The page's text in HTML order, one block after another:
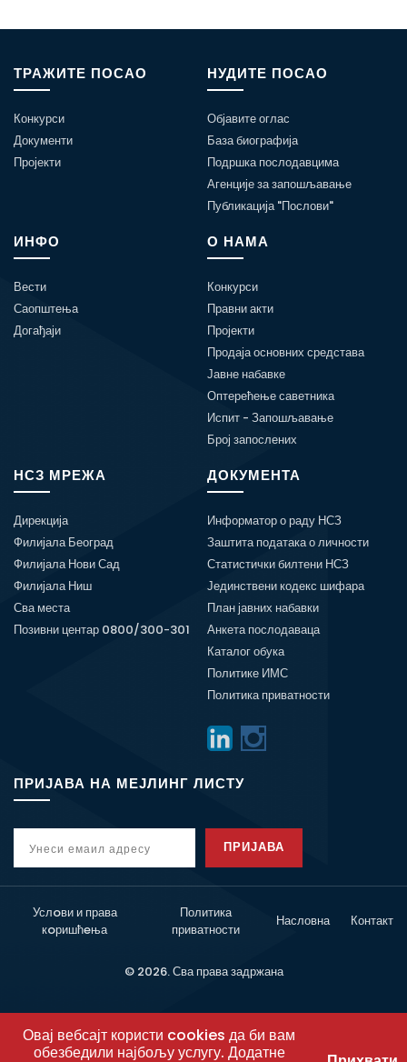
ТРАЖИТЕ ПОСАО
Конкурси
Документи
Пројекти
НУДИТЕ ПОСАО
Објавите оглас
База биографија
Подршка послодавцима
Агенције за запошљавање
Публикација "Послови"
ИНФО
Вести
Саопштења
Догађаји
О НАМА
Конкурси
Правни акти
Пројекти
Продаја основних средстава
Јавне набавке
Оптерећење саветника
Испит - Запошљавање
Број запослених
НСЗ МРЕЖА
Дирекција
Филијала Београд
Филијала Нови Сад
Филијала Ниш
Сва места
Позивни центар 0800/300-301
ДОКУМЕНТА
Информатор о раду НСЗ
Заштита података о личности
Статистички билтени НСЗ
Јединствени кодекс шифара
План јавних набавки
Анкета послодаваца
Каталог обука
Политике ИМС
Политика приватности
ПРИЈАВА НА МЕЈЛИНГ ЛИСТУ
ПРИЈАВА
Услoви и права
кoришћeња
Политика
приватности
Насловна Контакт
© 2026. Сва права задржана
Овај вебсајт користи cookies да би вам
обезбедили најбољу услугу. Додатне